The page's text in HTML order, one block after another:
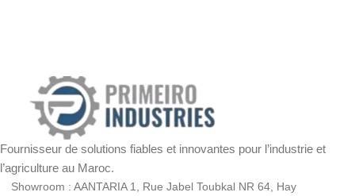
Fournisseur de solutions fiables et innovantes pour l’industrie et
l’agriculture au Maroc.
Showroom : AANTARIA 1, Rue Jabel Toubkal NR 64, Hay